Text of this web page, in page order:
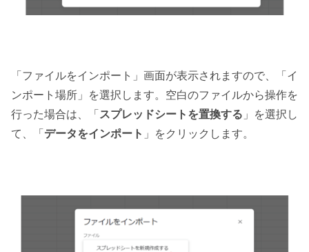
「ファイルをインポート」画面が表示されますので、「イ
ンポート場所」を選択します。空白のファイルから操作を
行った場合は、「 スプレッドシートを置換する 」を選択し
て、「 データをインポート 」をクリックします。